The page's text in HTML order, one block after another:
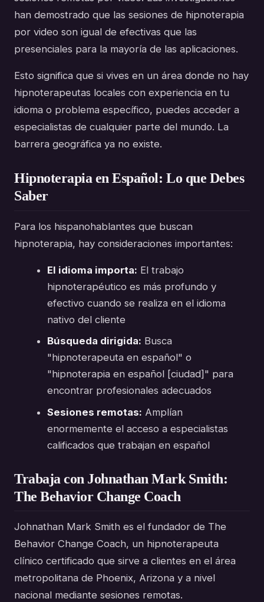
han demostrado que las sesiones de hipnoterapia
por video son igual de efectivas que las
presenciales para la mayoría de las aplicaciones.
Esto significa que si vives en un área donde no hay
hipnoterapeutas locales con experiencia en tu
idioma o problema específico, puedes acceder a
especialistas de cualquier parte del mundo. La
barrera geográfica ya no existe.
Hipnoterapia en Español: Lo que Debes
Saber
Para los hispanohablantes que buscan
hipnoterapia, hay consideraciones importantes:
El idioma importa: El trabajo
hipnoterapéutico es más profundo y
efectivo cuando se realiza en el idioma
nativo del cliente
Búsqueda dirigida: Busca
"hipnoterapeuta en español" o
"hipnoterapia en español [ciudad]" para
encontrar profesionales adecuados
Sesiones remotas: Amplían
enormemente el acceso a especialistas
calificados que trabajan en español
Trabaja con Johnathan Mark Smith:
The Behavior Change Coach
Johnathan Mark Smith es el fundador de The
Behavior Change Coach, un hipnoterapeuta
clínico certificado que sirve a clientes en el área
metropolitana de Phoenix, Arizona y a nivel
nacional mediante sesiones remotas.